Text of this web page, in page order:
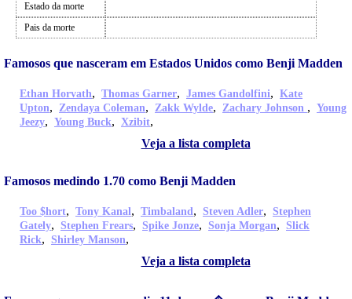
Estado da morte
Pais da morte
Famosos que nasceram em Estados Unidos como Benji Madden
Ethan Horvath, Thomas Garner, James Gandolfini, Kate
Upton, Zendaya Coleman, Zakk Wylde, Zachary Johnson , Young
Jeezy, Young Buck, Xzibit,
Veja a lista completa
Famosos medindo 1.70 como Benji Madden
Too $hort, Tony Kanal, Timbaland, Steven Adler, Stephen
Gately, Stephen Frears, Spike Jonze, Sonja Morgan, Slick
Rick, Shirley Manson,
Veja a lista completa